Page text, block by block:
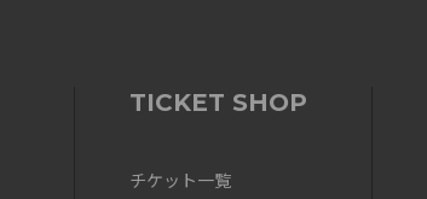
TICKET SHOP
チケット一覧